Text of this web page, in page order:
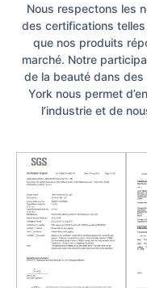
Nous respectons les
des certifications telles
que nos produits
marché. Notre
de la beauté dans
York nous permet
l’industrie et de